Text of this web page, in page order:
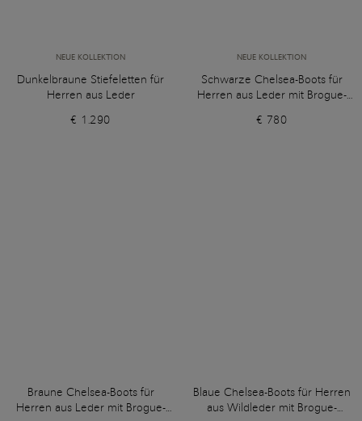
NEUE KOLLEKTION
Dunkelbraune Stiefeletten für
Herren aus Leder
€ 1.290
NEUE KOLLEKTION
Schwarze Chelsea-Boots für
Herren aus Leder mit Brogue-
€ 780
Braune Chelsea-Boots für
Herren aus Leder mit Brogue-
Blaue Chelsea-Boots für Herren
aus Wildleder mit Brogue-